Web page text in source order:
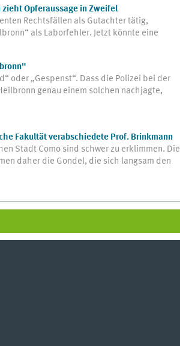
Opferaussage in Zweifel
Rechtsfällen als Gutachter tätig,
als Laborfehler. Jetzt könnte eine
oder „Gespenst“. Dass die Polizei bei der
genau einem solchen nachjagte,
Fakultät verabschiedete Prof. Brinkmann
Stadt Como sind schwer zu erklimmen. Die
daher die Gondel, die sich langsam den